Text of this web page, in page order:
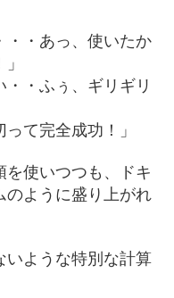
・・あっ、使いたか
・・ふぅ、ギリギリ
て完全成功！」
を使いつつも、ドキ
のように盛り上がれ
いような特別な計算